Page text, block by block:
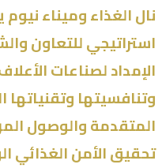
نال الغذاء وميناء
استراتيجي للتعاون
الإمداد لصناعات
وتنافسيتها وتقنياتها
المتقدمة والوصول
تحقيق الأمن الغذائي